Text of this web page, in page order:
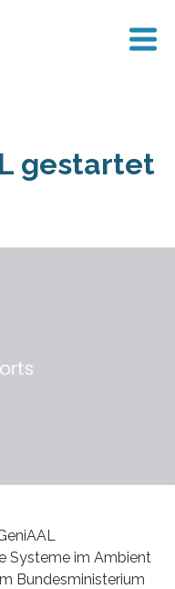
gestartet
Systeme im Ambient
Bundesministerium